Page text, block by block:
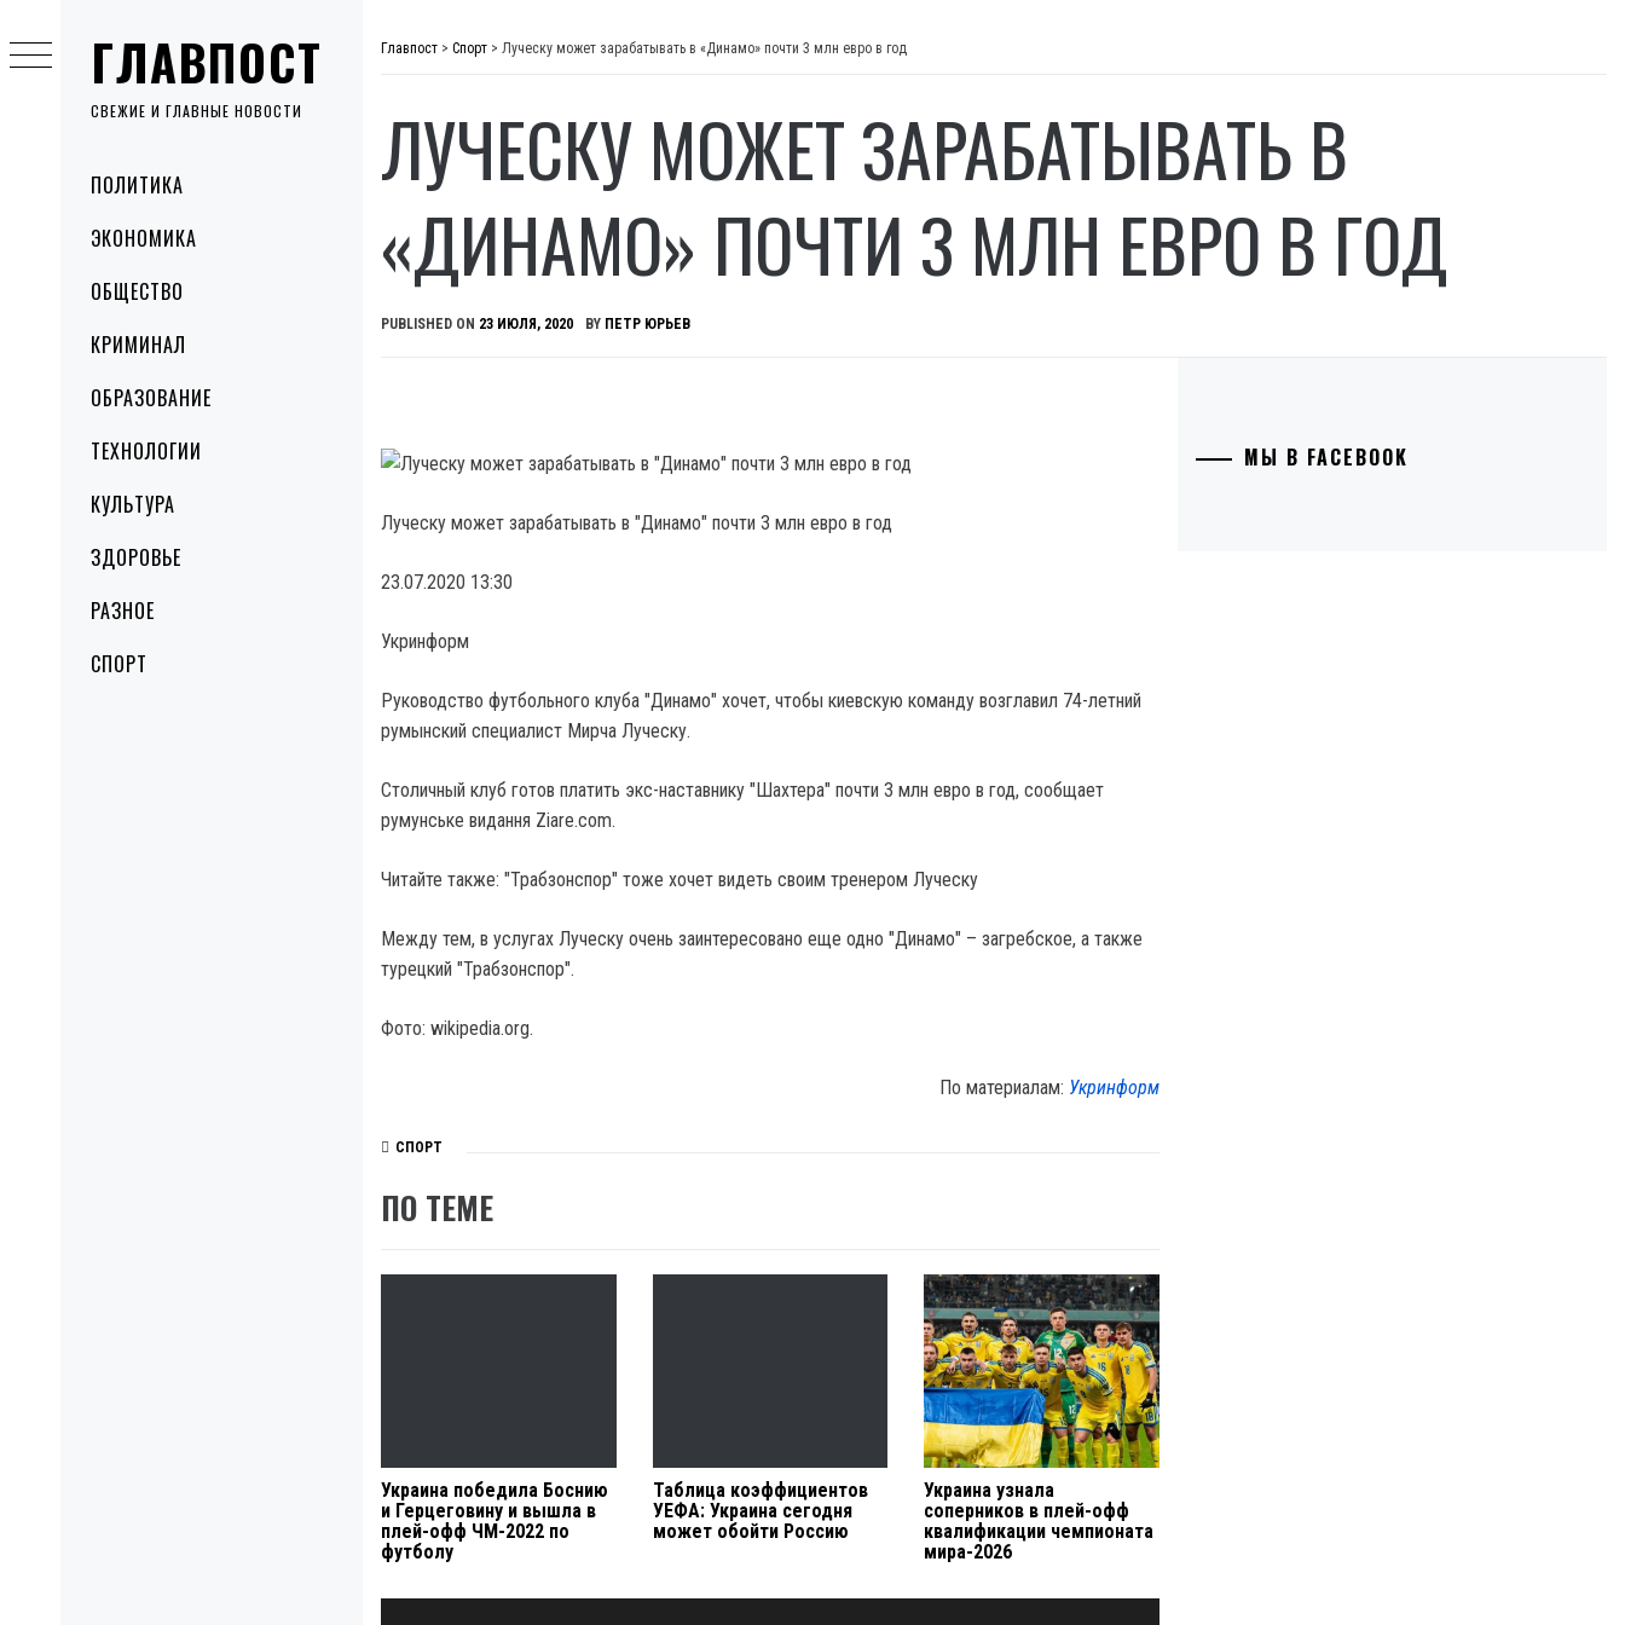
ГЛАВПОСТ
СВЕЖИЕ И ГЛАВНЫЕ НОВОСТИ
MenuПОЛИТИКА
ЭКОНОМИКА
ОБЩЕСТВО
КРИМИНАЛ
ОБРАЗОВАНИЕ
ТЕХНОЛОГИИ
КУЛЬТУРА
ЗДОРОВЬЕ
РАЗНОЕ
СПОРТ
to
content
Главпост > Спорт > Луческу может зарабатывать в «Динамо» почти 3 млн евро в год
ЛУЧЕСКУ МОЖЕТ ЗАРАБАТЫВАТЬ В
«ДИНАМО» ПОЧТИ 3 МЛН ЕВРО В ГОД
PUBLISHED ON 23 ИЮЛЯ, 2020 BY ПЕТР ЮРЬЕВ
Луческу может зарабатывать в "Динамо" почти 3 млн евро в год
23.07.2020 13:30
Укринформ
Руководство футбольного клуба "Динамо" хочет, чтобы киевскую команду возглавил 74-летний
румынский специалист Мирча Луческу.
Столичный клуб готов платить экс-наставнику "Шахтера" почти 3 млн евро в год, сообщает
румунське видання Ziare.com.
Читайте также: "Трабзонспор" тоже хочет видеть своим тренером Луческу
Между тем, в услугах Луческу очень заинтересовано еще одно "Динамо" – загребское, а также
турецкий "Трабзонспор".
Фото: wikipedia.org.
По материалам: Укринформ
СПОРТ
ПО ТЕМЕ
Украина победила Боснию
и Герцеговину и вышла в
плей-офф ЧМ-2022 по
футболу
Таблица коэффициентов
УЕФА: Украина сегодня
может обойти Россию
Украина узнала
соперников в плей-офф
квалификации чемпионата
мира-2026
Навигация
МЫ В FACEBOOK